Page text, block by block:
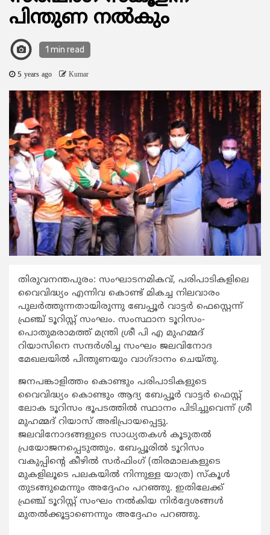
പിന്തുണ നല്‍കും
1 min read
5 years ago Kumar
തിരുവനന്തപുരം: സംഘാടനമികവ്, പരിപാടികളിലെ
വൈവിദ്ധ്യം എന്നിവ കൊണ്ട് മികച്ച നിലവാരം
പുലര്‍ത്തുന്നതായിരുന്നു ബേപ്പൂര്‍ വാട്ടര്‍ ഫെസ്റ്റെന്ന്
ഫ്രഞ്ച് ടൂറിസ്റ്റ് സംഘം. സംസ്ഥാന ടൂറിസം-
പൊതുമരാമത്ത് മന്ത്രി ശ്രീ പി എ മുഹമ്മദ്
റിയാസിനെ സന്ദര്‍ശിച്ച സംഘം ജലവിനോദ
മേഖലയില്‍ പിന്തുണയും വാഗ്ദാനം ചെയ്തു.
ജനപങ്കാളിത്തം കൊണ്ടും പരിപാടികളുടെ
വൈവിദ്ധ്യം കൊണ്ടും ആദ്യ ബേപ്പൂര്‍ വാട്ടര്‍ ഫെസ്റ്റ്
ലോക ടൂറിസം ഭൂപടത്തില്‍ സ്ഥാനം പിടിച്ചുവെന്ന് ശ്രീ
മുഹമ്മദ് റിയാസ് അഭിപ്രായപ്പെട്ടു.
ജലവിനോദങ്ങളുടെ സാധ്യതകള്‍ കൂടുതല്‍
പ്രയോജനപ്പെടുത്തും. ബേപ്പൂരില്‍ ടൂറിസം
വകുപ്പിന്‍റെ കീഴില്‍ സര്‍ഫിംഗ് (തിരമാലകളുടെ
മുകളിലൂടെ പലകയില്‍ നിന്നുള്ള യാത്ര) സ്കൂള്‍
തുടങ്ങുമെന്നും അദ്ദേഹം പറഞ്ഞു. ഇതിലേക്ക്
ഫ്രഞ്ച് ടൂറിസ്റ്റ് സംഘം നല്‍കിയ നിര്‍ദ്ദേശങ്ങള്‍
മുതല്‍ക്കൂട്ടാണെന്നും അദ്ദേഹം പറഞ്ഞു.